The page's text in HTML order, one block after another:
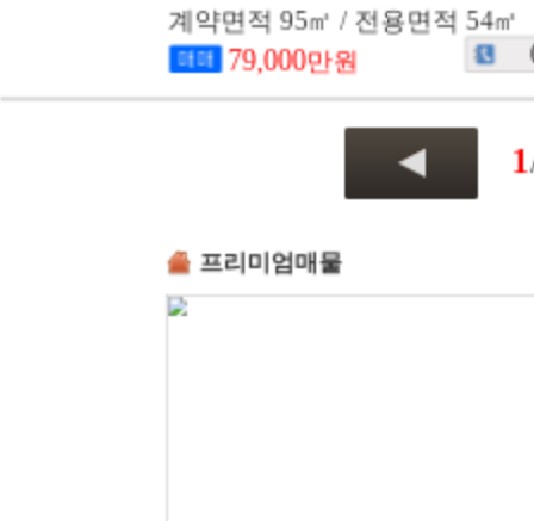
계약면적 95㎡ / 전용면적 54㎡
79,000만원
1
프리미엄매물